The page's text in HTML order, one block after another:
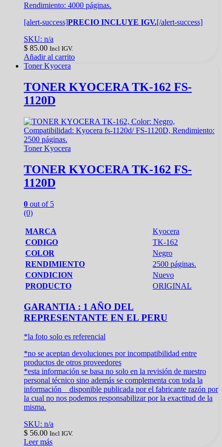
Rendimiento: 4000 páginas.
[alert-success]PRECIO INCLUYE IGV.[/alert-success]
SKU: n/a
$ 85.00 Incl IGV.
Añadir al carrito
Toner Kyocera
TONER KYOCERA TK-162 FS-
1120D
Toner Kyocera
TONER KYOCERA TK-162 FS-
1120D
0 out of 5
(0)
MARCA
Kyocera
CODIGO
TK-162
COLOR
Negro
RENDIMIENTO
2500 páginas.
CONDICION
Nuevo
PRODUCTO
ORIGINAL
GARANTIA : 1 AÑO DEL
REPRESENTANTE EN EL PERU
*la foto solo es referencial
*no se aceptan devoluciones por incompatibilidad entre
productos de otros proveedores
*esta información se basa no solo en la revisión de nuestro
personal técnico sino además se complementa con toda la
información disponible publicada por el fabricante razón por
la cual no nos podemos responsabilizar por la exactitud de la
misma.
SKU: n/a
$ 56.00 Incl IGV.
Leer más